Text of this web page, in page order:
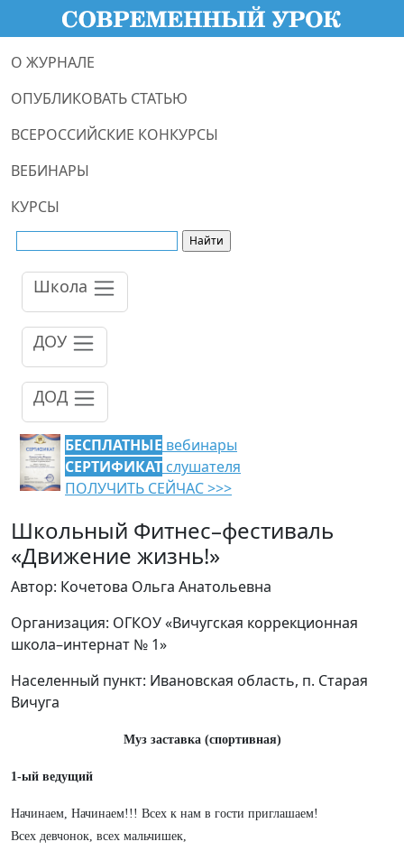
О ЖУРНАЛЕ
ОПУБЛИКОВАТЬ СТАТЬЮ
ВСЕРОССИЙСКИЕ КОНКУРСЫ
ВЕБИНАРЫ
КУРСЫ
Школа
ДОУ
ДОД
БЕСПЛАТНЫЕ вебинары
СЕРТИФИКАТ слушателя
ПОЛУЧИТЬ СЕЙЧАС >>>
Школьный Фитнес–фестиваль
«Движение жизнь!»
Автор: Кочетова Ольга Анатольевна
Организация: ОГКОУ «Вичугская коррекционная
школа–интернат № 1»
Населенный пункт: Ивановская область, п. Старая
Вичуга
Муз заставка (спортивная)
1-ый ведущий
Начинаем, Начинаем!!! Всех к нам в гости приглашаем!
Всех девчонок, всех мальчишек,